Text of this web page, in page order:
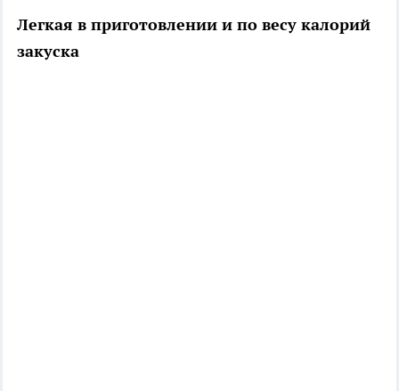
Легкая в приготовлении и по весу калорий
закуска